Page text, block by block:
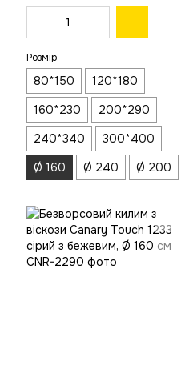
Розмір
80*150
120*180
160*230
200*290
240*340
300*400
Ø 160
Ø 240 Ø 200